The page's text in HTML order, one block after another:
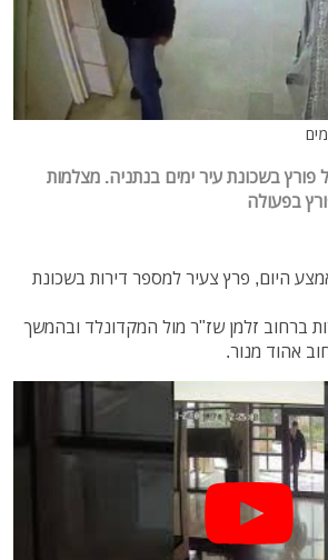
פורץ בשכונת עיר ימים בנתניה. מצלמות
בפעולה
היום, פרץ צעיר למספר דירות בשכונת
ברחוב זלמן שז"ר מול המקדונלד ובהמשך
אהוד מנור.